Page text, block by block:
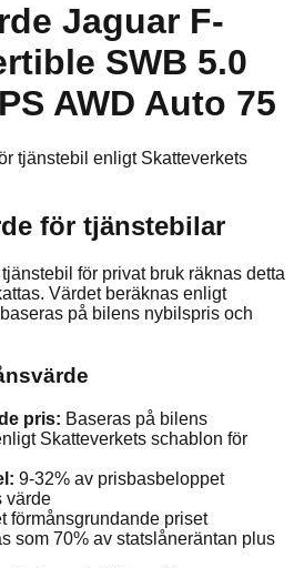
Jaguar F-
SWB 5.0
AWD Auto 75
tjänstebil enligt Skatteverkets
för tjänstebilar
för privat bruk räknas detta
Värdet beräknas enligt
på bilens nybilspris och
pris: Baseras på bilens
Skatteverkets schablon för
9-32% av prisbasbeloppet
värde
förmånsgrundande priset
som 70% av statslåneräntan plus